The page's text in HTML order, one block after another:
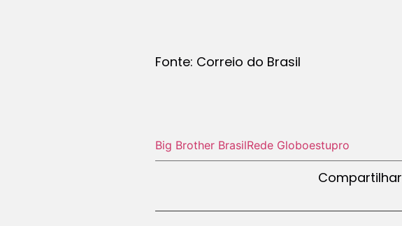
Fonte: Correio do Brasil
Big Brother BrasilRede Globoestupro
Compartilhar